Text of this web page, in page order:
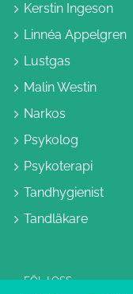
Kerstin Ingeson
Linnéa Appelgren
Lustgas
Malin Westin
Narkos
Psykolog
Psykoterapi
Tandhygienist
Tandläkare
FÖLJ OSS